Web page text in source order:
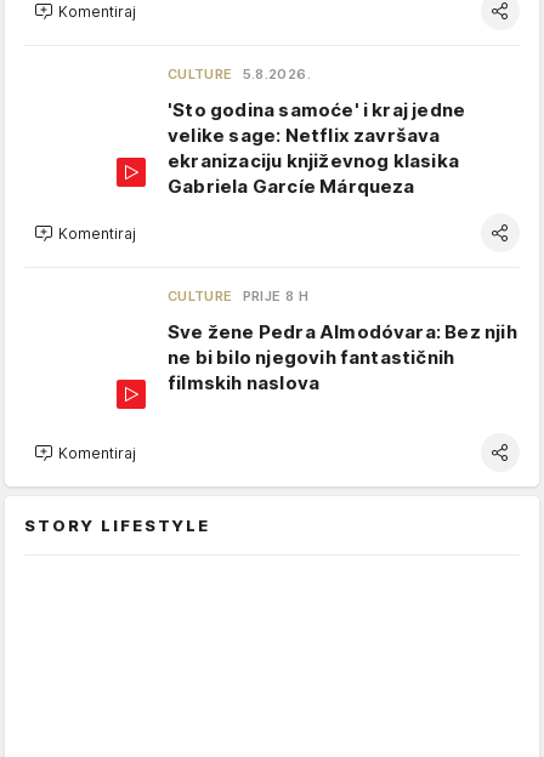
Komentiraj
CULTURE 5.8.2026.
'Sto godina samoće' i kraj jedne
velike sage: Netflix završava
ekranizaciju književnog klasika
Gabriela Garcíe Márqueza
Komentiraj
CULTURE PRIJE 8 H
Sve žene Pedra Almodóvara: Bez njih
ne bi bilo njegovih fantastičnih
filmskih naslova
Komentiraj
STORY LIFESTYLE